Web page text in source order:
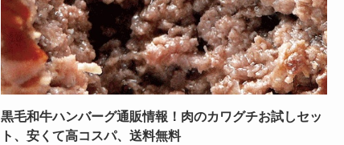
黒毛和牛ハンバーグ通販情報！肉のカワグチお試しセッ
ト、安くて高コスパ、送料無料